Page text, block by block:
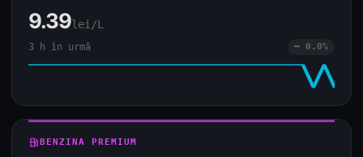
9.39lei/L
3 h în urmă ━ 0.0%
local_gas_stationBENZINA PREMIUM